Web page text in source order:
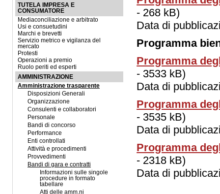
TUTELA IMPRESA E
CONSUMATORE
Mediaconciliazione e arbitrato
Usi e consuetudini
Marchi e brevetti
Servizio metrico e vigilanza del
mercato
Protesti
Operazioni a premio
Ruolo periti ed esperti
AMMINISTRAZIONE
Amministrazione trasparente
Disposizioni Generali
Organizzazione
Consulenti e collaboratori
Personale
Bandi di concorso
Performance
Enti controllati
Attività e procedimenti
Provvedimenti
Bandi di gara e contratti
Informazioni sulle singole
procedure in formato
tabellare
Atti delle amm.ni
- 268 kB)
Data di
Programma
Programma
- 3533 kB)
Data di
Programma
- 3535 kB)
Data di
Programma
- 2318 kB)
Data di